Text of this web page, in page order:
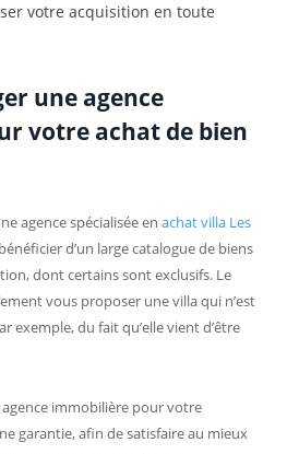
votre acquisition en toute
une agence
votre achat de bien
agence spécialisée en achat villa Les
d’un large catalogue de biens
dont certains sont exclusifs. Le
vous proposer une villa qui n’est
exemple, du fait qu’elle vient d’être
agence immobilière pour votre
garantie, afin de satisfaire au mieux